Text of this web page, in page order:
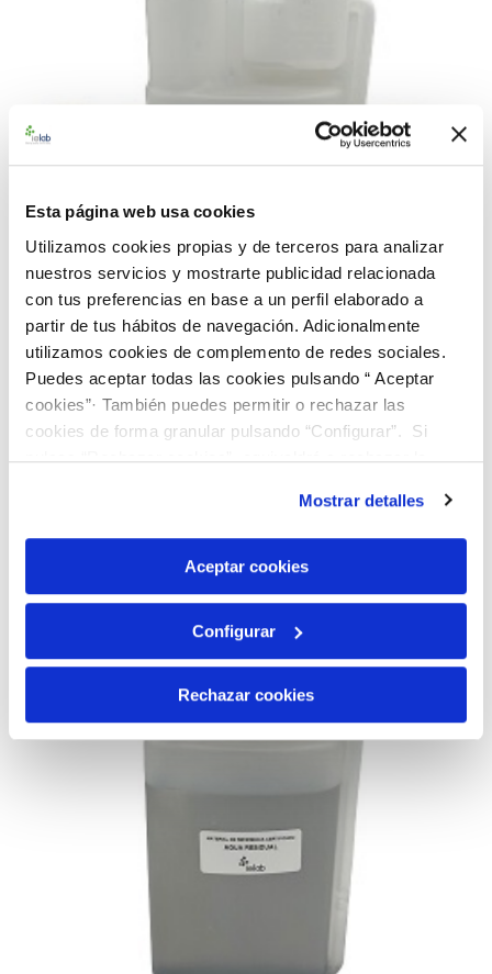
Esta página web usa cookies
Utilizamos cookies propias y de terceros para analizar
nuestros servicios y mostrarte publicidad relacionada
con tus preferencias en base a un perfil elaborado a
partir de tus hábitos de navegación. Adicionalmente
utilizamos cookies de complemento de redes sociales.
Puedes aceptar todas las cookies pulsando “ Aceptar
cookies”· También puedes permitir o rechazar las
cookies de forma granular pulsando “Configurar”. Si
pulsas “Rechazar cookies”, equivaldrá a rechazar la
son indispensables para que el sitio web funcione y que
por tanto no se pueden desactivar. Puedes consultar
más información en nuestraPolítica de Cookies
Mostrar detalles
Aceptar cookies
Configurar
Rechazar cookies
990604 - Agua residual (RES 100.70)
AÑADIR AL CARRITO